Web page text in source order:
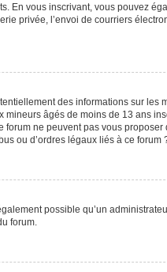
En vous inscrivant, vous pouvez
privée, l’envoi de courriers
des informations sur les
âgés de moins de 13 ans
ne peuvent pas vous proposer
ou d’ordres légaux liés à ce forum
possible qu’un
forum.